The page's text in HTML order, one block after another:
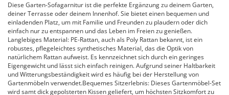
Diese Garten-Sofagarnitur ist die perfekte Ergänzung zu deinem Garten,
deiner Terrasse oder deinem Innenhof. Sie bietet einen bequemen und
einladenden Platz, um mit Familie und Freunden zu plaudern oder dich
einfach nur zu entspannen und das Leben im Freien zu genießen.
Langlebiges Material: PE-Rattan, auch als Poly Rattan bekannt, ist ein
robustes, pflegeleichtes synthetisches Material, das die Optik von
natürlichem Rattan aufweist. Es kennzeichnet sich durch ein geringes
Eigengewicht und lässt sich einfach reinigen. Aufgrund seiner Haltbarkeit
und Witterungsbeständigkeit wird es häufig bei der Herstellung von
Gartenmöbeln verwendet.Bequemes Sitzerlebnis: Dieses Gartenmöbel-Set
wird samt dick gepolsterten Kissen geliefert, um höchsten Sitzkomfort zu